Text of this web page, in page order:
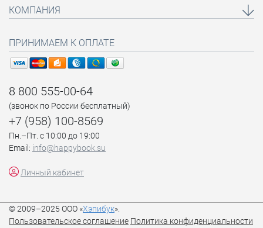
КОМПАНИЯ
ПРИНИМАЕМ К ОПЛАТЕ
8 800 555-00-64
(звонок по России бесплатный)
+7 (958) 100-8569
Пн.–Пт. с 10:00 до 19:00
Email: info@happybook.su
Личный кабинет
© 2009–2025 ООО «Хэпибук».
Пользовательское соглашение Политика конфиденциальности